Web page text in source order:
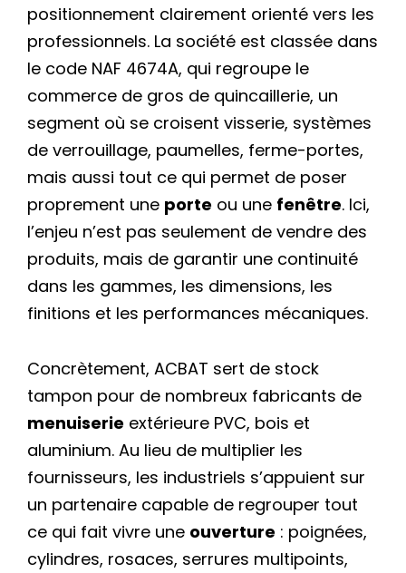
positionnement clairement orienté vers les
professionnels. La société est classée dans
le code NAF 4674A, qui regroupe le
commerce de gros de quincaillerie, un
segment où se croisent visserie, systèmes
de verrouillage, paumelles, ferme-portes,
mais aussi tout ce qui permet de poser
proprement une porte ou une fenêtre. Ici,
l’enjeu n’est pas seulement de vendre des
produits, mais de garantir une continuité
dans les gammes, les dimensions, les
finitions et les performances mécaniques.
Concrètement, ACBAT sert de stock
tampon pour de nombreux fabricants de
menuiserie extérieure PVC, bois et
aluminium. Au lieu de multiplier les
fournisseurs, les industriels s’appuient sur
un partenaire capable de regrouper tout
ce qui fait vivre une ouverture : poignées,
cylindres, rosaces, serrures multipoints,